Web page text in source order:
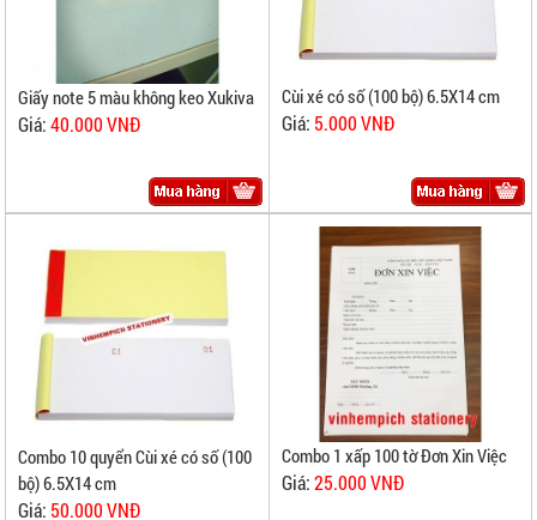
Giấy note 5 màu không keo Xukiva
Giá:40.000 VNĐ
Cùi xé có số (100 bộ) 6.5X14 cm
Giá: 5.000 VNĐ
Combo 10 quyển Cùi xé có số (100
bộ) 6.5X14 cm
Giá: 50.000 VNĐ
Combo 1 xấp 100 tờ Đơn Xin Việc
Giá:25.000 VNĐ